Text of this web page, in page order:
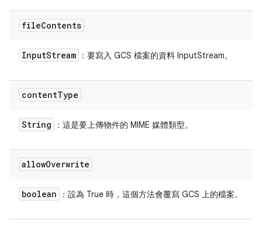
fileContents
InputStream ：要寫入 GCS 檔案的資料 InputStream。
contentType
String ：這是要上傳物件的 MIME 媒體類型。
allowOverwrite
boolean ：設為 True 時，這個方法會覆寫 GCS 上的檔案。